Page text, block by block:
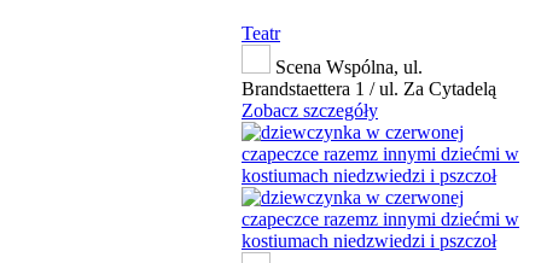
Teatr
Scena Wspólna, ul.
Brandstaettera 1 / ul. Za Cytadelą
Zobacz szczegóły